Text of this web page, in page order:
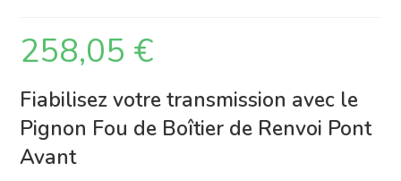
258,05 €
Fiabilisez votre transmission avec le
Pignon Fou de Boîtier de Renvoi Pont
Avant